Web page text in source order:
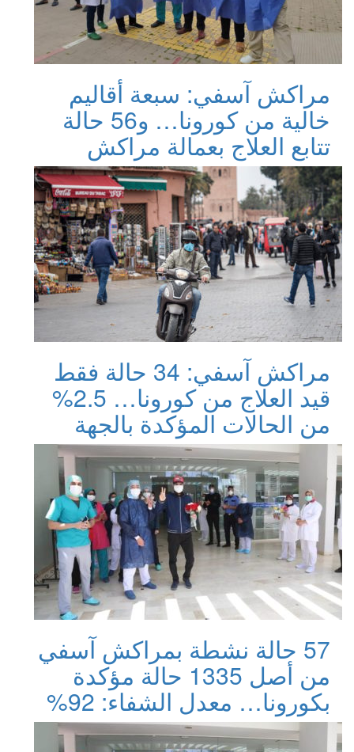
مراكش آسفي: سبعة أقاليم
خالية من كورونا… و56 حالة
تتابع العلاج بعمالة مراكش
مراكش آسفي: 34 حالة فقط
قيد العلاج من كورونا… 2.5%
من الحالات المؤكدة بالجهة
57 حالة نشطة بمراكش آسفي
من أصل 1335 حالة مؤكدة
بكورونا… معدل الشفاء: 92%